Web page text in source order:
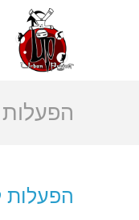
הפעלות
הפעלות